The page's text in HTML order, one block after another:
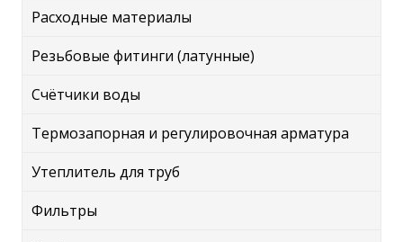
Расходные материалы
Резьбовые фитинги (латунные)
Счётчики воды
Термозапорная и регулировочная арматура
Утеплитель для труб
Фильтры